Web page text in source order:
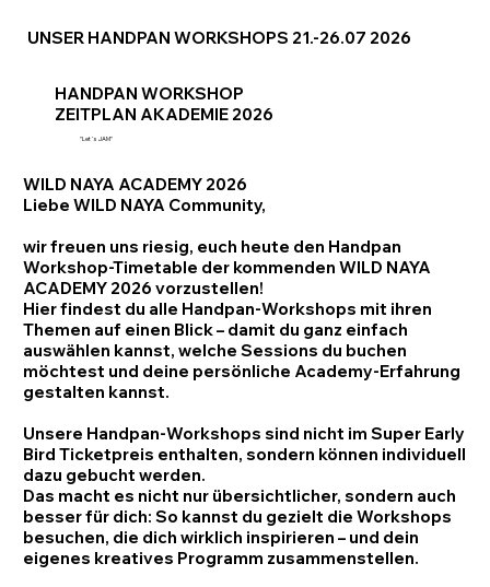
UNSER HANDPAN WORKSHOPS 21.-26.07 2026
"Let´s JAM"
HANDPAN WORKSHOP
ZEITPLAN AKADEMIE 2026
WILD NAYA ACADEMY 2026
Liebe WILD NAYA Community,
wir freuen uns riesig, euch heute den Handpan
Workshop-Timetable der kommenden WILD NAYA
ACADEMY 2026 vorzustellen!
Hier findest du alle Handpan-Workshops mit ihren
Themen auf einen Blick – damit du ganz einfach
auswählen kannst, welche Sessions du buchen
möchtest und deine persönliche Academy-Erfahrung
gestalten kannst.
Unsere Handpan-Workshops sind nicht im Super Early
Bird Ticketpreis enthalten, sondern können individuell
dazu gebucht werden.
Das macht es nicht nur übersichtlicher, sondern auch
besser für dich: So kannst du gezielt die Workshops
besuchen, die dich wirklich inspirieren – und dein
eigenes kreatives Programm zusammenstellen.